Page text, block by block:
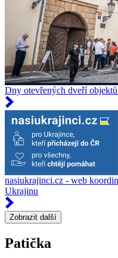
Dny otevřených dveří
nasiukrajinci.cz - web
Ukrajinu
Zobrazit další
Patička